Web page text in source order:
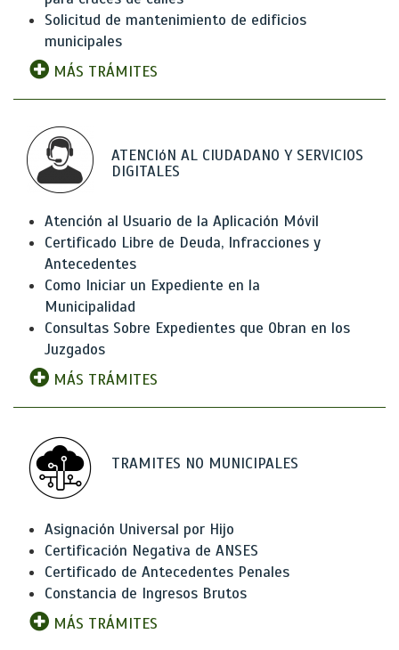
Solicitud de mantenimiento de edificios
municipales
MÁS TRÁMITES
ATENCIóN AL CIUDADANO Y SERVICIOS
DIGITALES
Atención al Usuario de la Aplicación Móvil
Certificado Libre de Deuda, Infracciones y
Antecedentes
Como Iniciar un Expediente en la
Municipalidad
Consultas Sobre Expedientes que Obran en los
Juzgados
MÁS TRÁMITES
TRAMITES NO MUNICIPALES
Asignación Universal por Hijo
Certificación Negativa de ANSES
Certificado de Antecedentes Penales
Constancia de Ingresos Brutos
MÁS TRÁMITES